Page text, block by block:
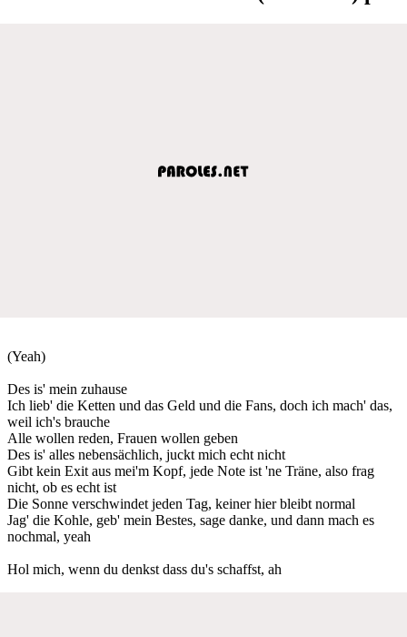
(Yeah)
Des is' mein zuhause
Ich lieb' die Ketten und das Geld und die Fans, doch ich mach' das,
weil ich's brauche
Alle wollen reden, Frauen wollen geben
Des is' alles nebensächlich, juckt mich echt nicht
Gibt kein Exit aus mei'm Kopf, jede Note ist 'ne Träne, also frag
nicht, ob es echt ist
Die Sonne verschwindet jeden Tag, keiner hier bleibt normal
Jag' die Kohle, geb' mein Bestes, sage danke, und dann mach es
nochmal, yeah
Hol mich, wenn du denkst dass du's schaffst, ah